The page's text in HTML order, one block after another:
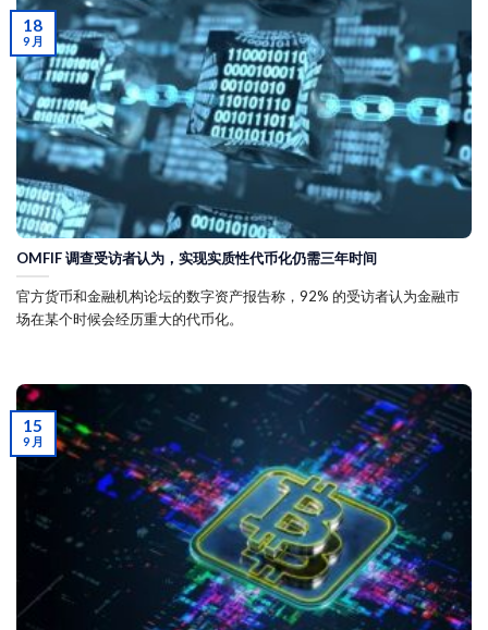
OMFIF 调查受访者认为，实现实质性代币化仍需三年时间
官方货币和金融机构论坛的数字资产报告称，92% 的受访者认为金融市
场在某个时候会经历重大的代币化。
18
9 月
15
9 月